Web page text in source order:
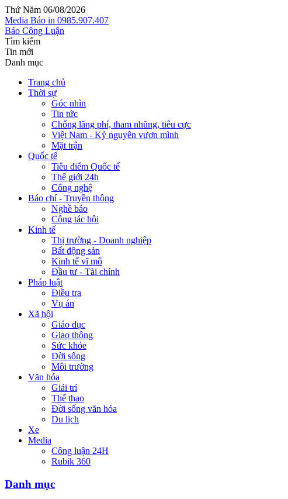
Thứ Năm 06/08/2026
Media Báo in 0985.907.407
Báo Công Luận
Tìm kiếm
Tin mới
Danh mục
Trang chủ
Thời sự
Góc nhìn
Tin tức
Chống lãng phí, tham nhũng, tiêu cực
Việt Nam - Kỷ nguyên vươn mình
Mặt trận
Quốc tế
Tiêu điểm Quốc tế
Thế giới 24h
Công nghệ
Báo chí - Truyền thông
Nghề báo
Công tác hội
Kinh tế
Thị trường - Doanh nghiệp
Bất động sản
Kinh tế vĩ mô
Đầu tư - Tài chính
Pháp luật
Điều tra
Vụ án
Xã hội
Giáo dục
Giao thông
Sức khỏe
Đời sống
Môi trường
Văn hóa
Giải trí
Thể thao
Đời sống văn hóa
Du lịch
Xe
Media
Công luận 24H
Rubik 360
Danh mục